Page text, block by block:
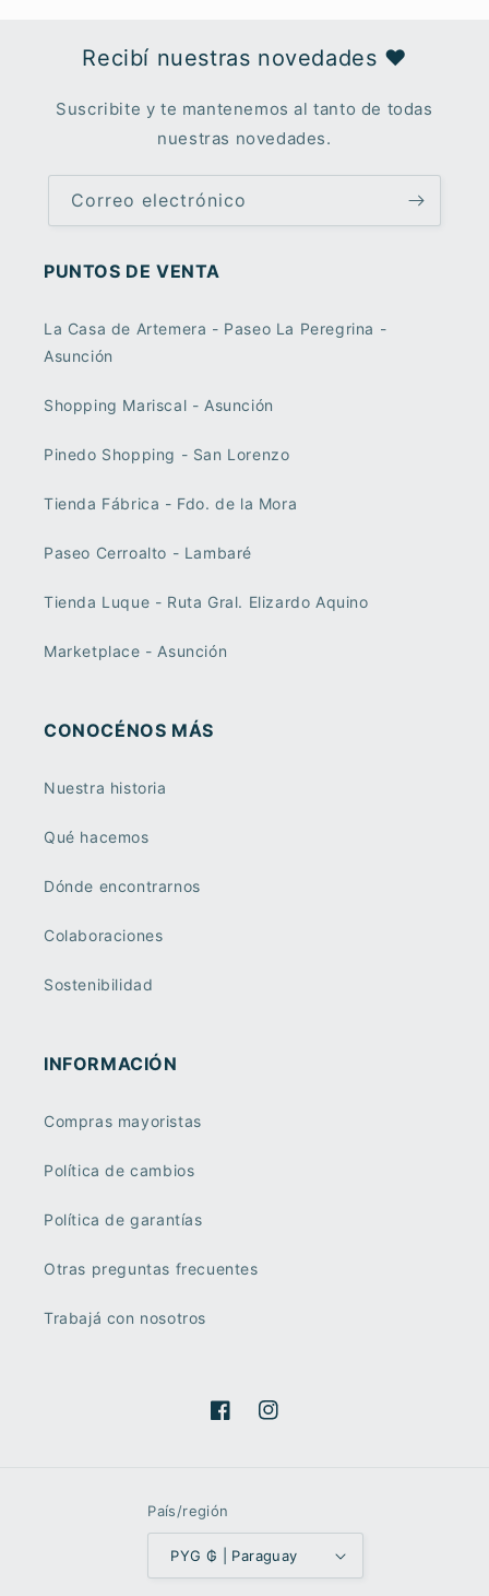
Recibí nuestras novedades ♥︎
Suscribite y te mantenemos al tanto de todas
nuestras novedades.
Correo electrónico
PUNTOS DE VENTA
La Casa de Artemera - Paseo La Peregrina -
Asunción
Shopping Mariscal - Asunción
Pinedo Shopping - San Lorenzo
Tienda Fábrica - Fdo. de la Mora
Paseo Cerroalto - Lambaré
Tienda Luque - Ruta Gral. Elizardo Aquino
Marketplace - Asunción
CONOCÉNOS MÁS
Nuestra historia
Qué hacemos
Dónde encontrarnos
Colaboraciones
Sostenibilidad
INFORMACIÓN
Compras mayoristas
Política de cambios
Política de garantías
Otras preguntas frecuentes
Trabajá con nosotros
FacebookInstagram
País/región
PYG ₲ | Paraguay